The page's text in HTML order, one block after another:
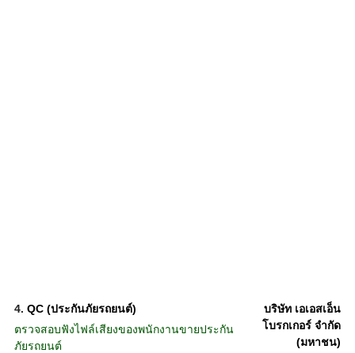
4. QC (ประกันภัยรถยนต์)
ตรวจสอบฟังไฟล์เสียงของพนักงานขายประกัน
ภัยรถยนต์
บริษัท เอเอสเอ็น
โบรกเกอร์ จำกัด
(มหาชน)